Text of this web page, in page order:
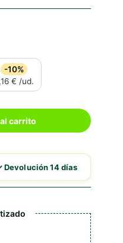
-10%
€ /ud.
carrito
Devolución 14 días